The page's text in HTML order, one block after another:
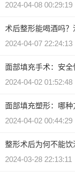
2024-04-08 00:29:19
术后整形能喝酒吗？
2024-04-07 22:24:13
面部填充手术：安全
2024-04-02 01:52:48
面部填充塑形：哪种
2024-04-02 00:44:29
整形术后为何不能饮
2024-03-28 22:13:11